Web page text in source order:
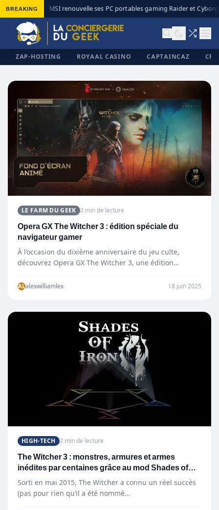
BREAKING MSI renouvelle ses PC portables gaming Raider et
ZAP-HOSTING ROYAAL CASINO CAPTAINCAZ
✕
LE FARM DU GEEK 2 min de lecture
Opera GX The Witcher 3 : édition spéciale du
navigateur gamer
À l’occasion du dixième anniversaire du jeu culte,
découvrez Opera GX The Witcher 3, une édition
ALalexwilliamlex 18 juin 2025
HIGH-TECH 2 min de lecture
The Witcher 3 : monstres, armures et armes
inédites par centaines grâce au mod Shades of
Iron
Sorti en mai 2015, The Witcher a connu un réel succès
(pas pour rien qu’il a été nommé…